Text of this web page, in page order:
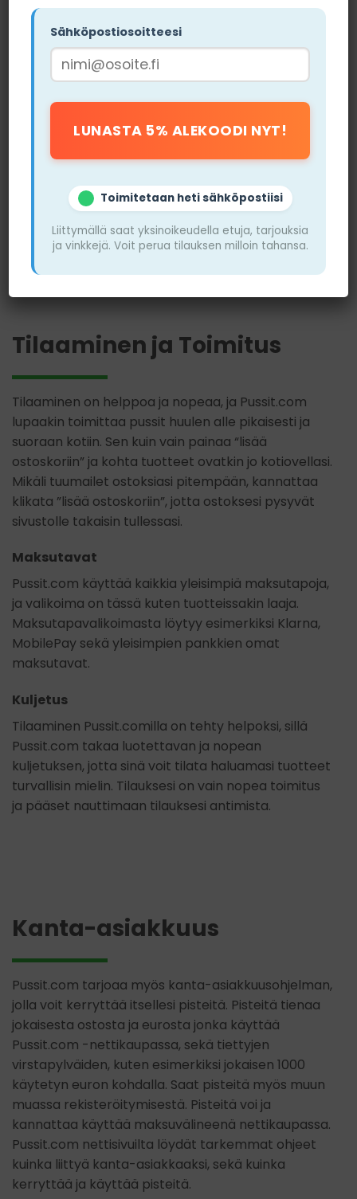
Tilaaminen ja Toimitus
Tilaaminen on helppoa ja nopeaa, ja Pussit.com
lupaakin toimittaa pussit huulen alle pikaisesti ja
suoraan kotiin. Sen kuin vain painaa “lisää
ostoskoriin” ja kohta tuotteet ovatkin jo kotiovellasi.
Mikäli tuumailet ostoksiasi pitempään, kannattaa
klikata ”lisää ostoskoriin”, jotta ostoksesi pysyvät
sivustolle takaisin tullessasi.
Maksutavat
Pussit.com käyttää kaikkia yleisimpiä maksutapoja,
ja valikoima on tässä kuten tuotteissakin laaja.
Maksutapavalikoimasta löytyy esimerkiksi Klarna,
MobilePay sekä yleisimpien pankkien omat
maksutavat.
Kuljetus
Tilaaminen Pussit.comilla on tehty helpoksi, sillä
Pussit.com takaa luotettavan ja nopean
kuljetuksen, jotta sinä voit tilata haluamasi tuotteet
turvallisin mielin. Tilauksesi on vain nopea toimitus
ja pääset nauttimaan tilauksesi antimista.
Kanta-asiakkuus
Pussit.com tarjoaa myös kanta-asiakkuusohjelman,
jolla voit kerryttää itsellesi pisteitä. Pisteitä tienaa
jokaisesta ostosta ja eurosta jonka käyttää
Pussit.com -nettikaupassa, sekä tiettyjen
virstapylväiden, kuten esimerkiksi jokaisen 1000
käytetyn euron kohdalla. Saat pisteitä myös muun
muassa rekisteröitymisestä. Pisteitä voi ja
kannattaa käyttää maksuvälineenä nettikaupassa.
Pussit.com nettisivuilta löydät tarkemmat ohjeet
kuinka liittyä kanta-asiakkaaksi, sekä kuinka
kerryttää ja käyttää pisteitä.
Sähköpostiosoitteesi
Toimitetaan heti sähköpostiisi
Liittymällä saat yksinoikeudella etuja, tarjouksia
ja vinkkejä. Voit perua tilauksen milloin tahansa.